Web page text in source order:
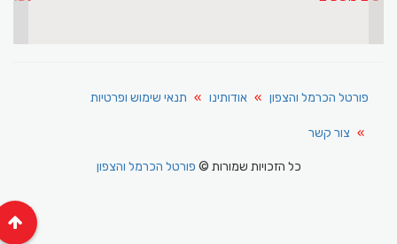
פורטל הכרמל והצפון אודותינו תנאי שימוש ופרטיות
צור קשר
כל הזכויות שמורות ©פורטל הכרמל והצפון